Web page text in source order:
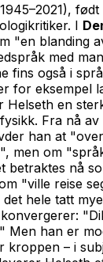
I
"en blanding
med
fins også i
for eksempel
Helseth en
Fra nå
han at
men om
betraktes nå
"ville reise
hele tatt
Men han er
kroppen – i